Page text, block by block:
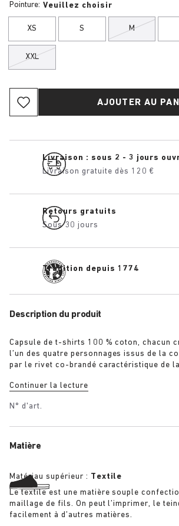
Pointure: Veuillez choisir
XS S M
XXL
AJOUTER AU
Livraison : sous 2 - 3 jours
Livraison gratuite dès 120 €
Retours gratuits
Sous 30 jours
Tradition depuis 1774
Description du produit
Capsule de t-shirts 100 % coton, chacun
l’un des quatre personnages issus de la
par le rivet co-brandé caractéristique de
fleurs au crochet en vert armée surteint « The Artist » : t-
t-shirt délavé en noir surteint « The Collector » : t-shirt
Continuer la lecture
N° d'art.
Matière
Matériau supérieur : Textile
Le textile est une matière souple
maillage de fils. On peut l’imprimer, le
facilement à d’autres matières.